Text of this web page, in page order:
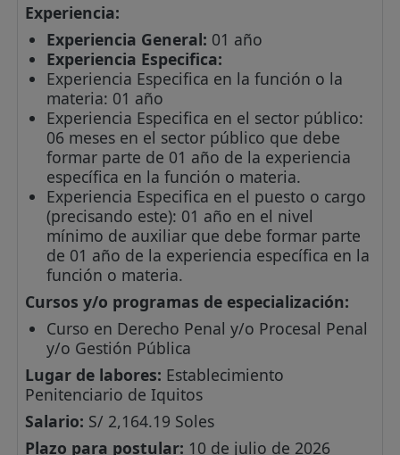
Experiencia:
Experiencia General: 01 año
Experiencia Especifica:
Experiencia Especifica en la función o la
materia: 01 año
Experiencia Especifica en el sector público:
06 meses en el sector público que debe
formar parte de 01 año de la experiencia
específica en la función o materia.
Experiencia Especifica en el puesto o cargo
(precisando este): 01 año en el nivel
mínimo de auxiliar que debe formar parte
de 01 año de la experiencia específica en la
función o materia.
Cursos y/o programas de especialización:
Curso en Derecho Penal y/o Procesal Penal
y/o Gestión Pública
Lugar de labores: Establecimiento
Penitenciario de Iquitos
Salario: S/ 2,164.19 Soles
Plazo para postular: 10 de julio de 2026